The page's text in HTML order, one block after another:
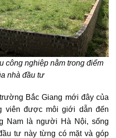
công nghiệp nằm trong điểm
nhà đầu tư
Bắc Giang mới đây của
viên được môi giới dẫn đến
Nam là người Hà Nội, sống
tư này từng có mặt và góp